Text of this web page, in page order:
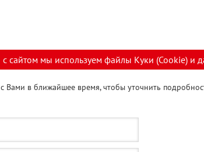
сайтом мы используем файлы Куки (Cookie) и
с Вами в ближайшее время, чтобы уточнить